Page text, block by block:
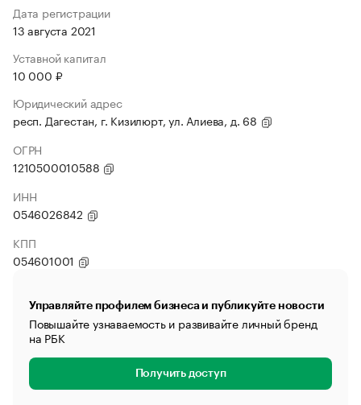
Дата регистрации
13 августа 2021
Уставной капитал
10 000 ₽
Юридический адрес
респ. Дагестан, г. Кизилюрт, ул. Алиева, д. 68
ОГРН
1210500010588
ИНН
0546026842
КПП
054601001
Управляйте профилем бизнеса и публикуйте новости
Повышайте узнаваемость и развивайте личный бренд
на РБК
Получить доступ